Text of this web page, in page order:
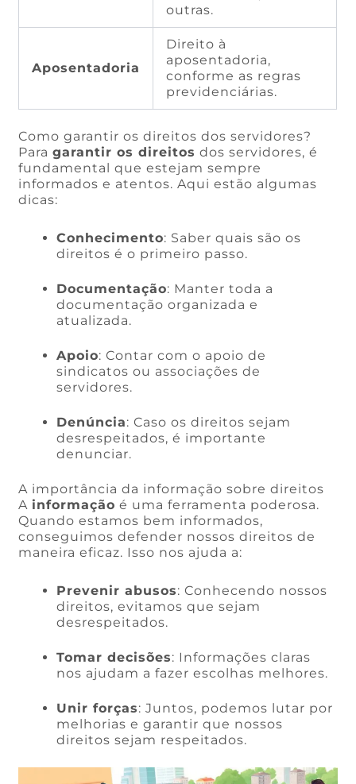
outras.
Aposentadoria
Direito à
aposentadoria,
conforme as regras
previdenciárias.
Como garantir os direitos dos servidores?
Paragarantir os direitos dos servidores, é
fundamental que estejam sempre
informados e atentos. Aqui estão algumas
dicas:
Conhecimento: Saber quais são os
direitos é o primeiro passo.
Documentação: Manter toda a
documentação organizada e
atualizada.
Apoio: Contar com o apoio de
sindicatos ou associações de
servidores.
Denúncia: Caso os direitos sejam
desrespeitados, é importante
denunciar.
A importância da informação sobre direitos
A informação é uma ferramenta poderosa.
Quando estamos bem informados,
conseguimos defender nossos direitos de
maneira eficaz. Isso nos ajuda a:
Prevenir abusos: Conhecendo nossos
direitos, evitamos que sejam
desrespeitados.
Tomar decisões: Informações claras
nos ajudam a fazer escolhas melhores.
Unir forças: Juntos, podemos lutar por
melhorias e garantir que nossos
direitos sejam respeitados.